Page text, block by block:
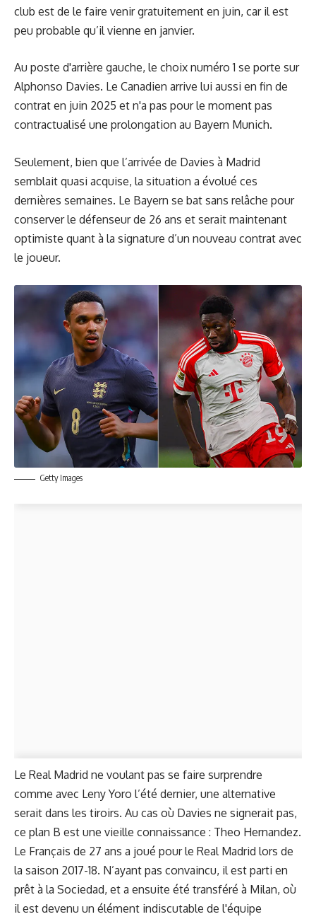
club est de le faire venir gratuitement en juin, car il est
peu probable qu’il vienne en janvier.
Au poste d'arrière gauche, le choix numéro 1 se porte sur
Alphonso Davies. Le Canadien arrive lui aussi en fin de
contrat en juin 2025 et n'a pas pour le moment pas
contractualisé une prolongation au Bayern Munich.
Seulement, bien que l’arrivée de Davies à Madrid
semblait quasi acquise, la situation a évolué ces
dernières semaines. Le Bayern se bat sans relâche pour
conserver le défenseur de 26 ans et serait maintenant
optimiste quant à la signature d’un nouveau contrat avec
le joueur.
Getty Images
Le Real Madrid ne voulant pas se faire surprendre
comme avec Leny Yoro l’été dernier, une alternative
serait dans les tiroirs. Au cas où Davies ne signerait pas,
ce plan B est une vieille connaissance : Theo Hernandez.
Le Français de 27 ans a joué pour le Real Madrid lors de
la saison 2017-18. N’ayant pas convaincu, il est parti en
prêt à la Sociedad, et a ensuite été transféré à Milan, où
il est devenu un élément indiscutable de l'équipe